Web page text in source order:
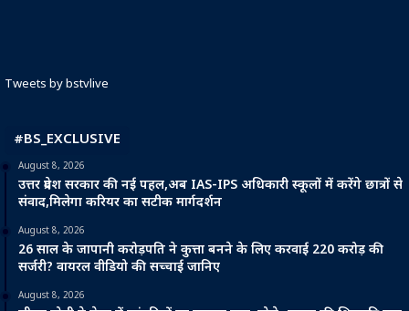
Tweets by bstvlive
#BS_EXCLUSIVE
August 8, 2026
उत्तर प्रदेश सरकार की नई पहल,अब IAS-IPS अधिकारी स्कूलों में करेंगे छात्रों से
संवाद,मिलेगा करियर का सटीक मार्गदर्शन
August 8, 2026
26 साल के जापानी करोड़पति ने कुत्ता बनने के लिए करवाई 220 करोड़ की
सर्जरी? वायरल वीडियो की सच्चाई जानिए
August 8, 2026